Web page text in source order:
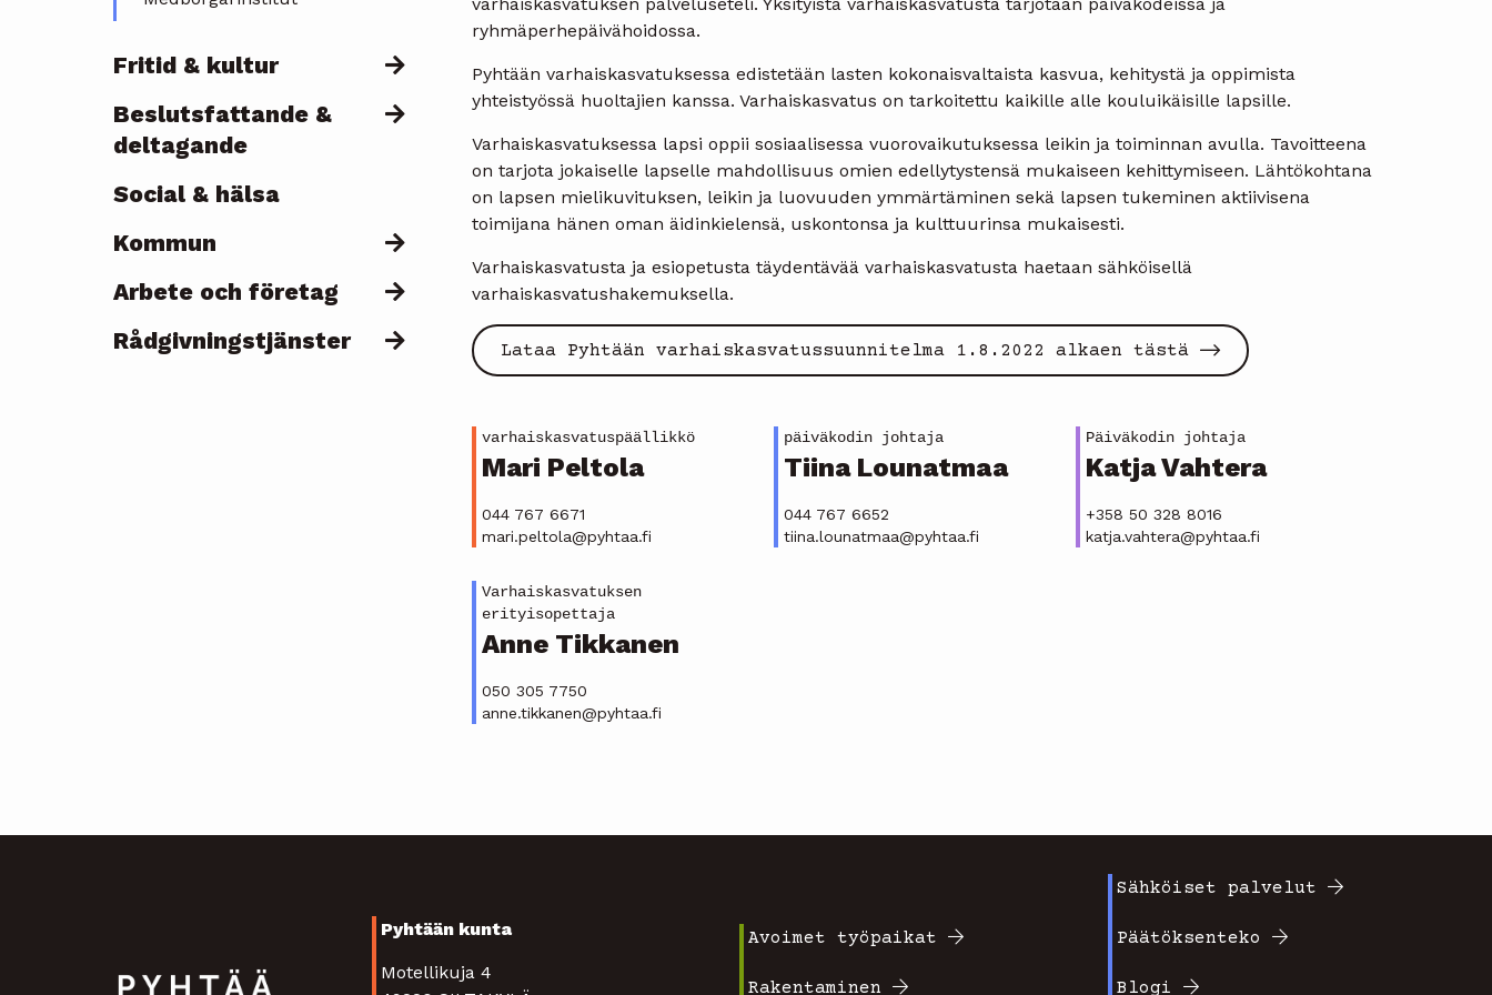
Fritid & kultur
Beslutsfattande &
deltagande
Social & hälsa
Kommun
Arbete och företag
Rådgivningstjänster
ryhmäperhepäivähoidossa.
Pyhtään varhaiskasvatuksessa edistetään lasten kokonaisvaltaista kasvua, kehitystä ja oppimista
yhteistyössä huoltajien kanssa. Varhaiskasvatus on tarkoitettu kaikille alle kouluikäisille lapsille.
Varhaiskasvatuksessa lapsi oppii sosiaalisessa vuorovaikutuksessa leikin ja toiminnan avulla. Tavoitteena
on tarjota jokaiselle lapselle mahdollisuus omien edellytystensä mukaiseen kehittymiseen. Lähtökohtana
on lapsen mielikuvituksen, leikin ja luovuuden ymmärtäminen sekä lapsen tukeminen aktiivisena
toimijana hänen oman äidinkielensä, uskontonsa ja kulttuurinsa mukaisesti.
Varhaiskasvatusta ja esiopetusta täydentävää varhaiskasvatusta haetaan sähköisellä
varhaiskasvatushakemuksella.
Lataa Pyhtään varhaiskasvatussuunnitelma 1.8.2022 alkaen tästä
varhaiskasvatuspäällikkö
Mari Peltola
044 767 6671
mari.peltola@pyhtaa.fi
päiväkodin johtaja
Tiina Lounatmaa
044 767 6652
tiina.lounatmaa@pyhtaa.fi
Päiväkodin johtaja
Katja Vahtera
+358 50 328 8016
katja.vahtera@pyhtaa.fi
Varhaiskasvatuksen
erityisopettaja
Anne Tikkanen
050 305 7750
anne.tikkanen@pyhtaa.fi
Pyhtään kunta
Motellikuja 4
Footer
Avoimet työpaikat
Rakentaminen
Footer
valikko
Sähköiset palvelut
Päätöksenteko
Blogi